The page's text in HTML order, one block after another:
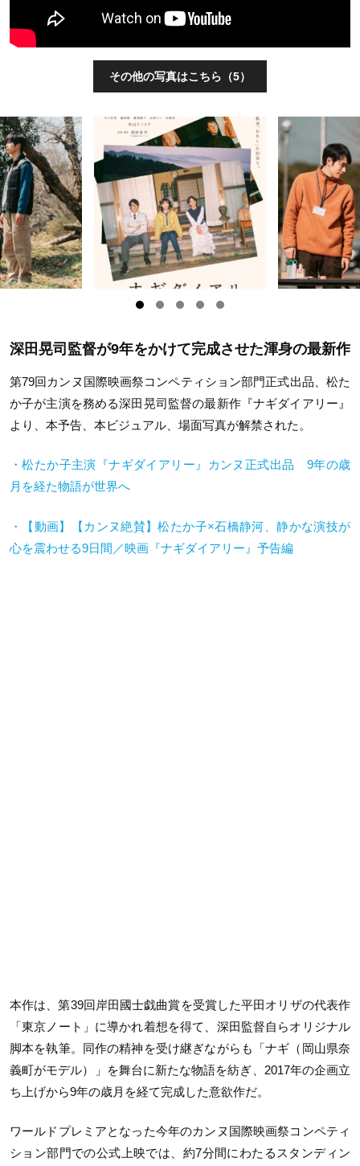
その他の写真はこちら（5）
深田晃司監督が9年をかけて完成させた渾身の最新作
第79回カンヌ国際映画祭コンペティション部門正式出品、松た
か子が主演を務める深田晃司監督の最新作『ナギダイアリー』
より、本予告、本ビジュアル、場面写真が解禁された。
・松たか子主演『ナギダイアリー』カンヌ正式出品 9年の歳
月を経た物語が世界へ
・【動画】【カンヌ絶賛】松たか子×石橋静河、静かな演技が
心を震わせる9日間／映画『ナギダイアリー』予告編
本作は、第39回岸田國士戯曲賞を受賞した平田オリザの代表作
「東京ノート」に導かれ着想を得て、深田監督自らオリジナル
脚本を執筆。同作の精神を受け継ぎながらも「ナギ（岡山県奈
義町がモデル）」を舞台に新たな物語を紡ぎ、2017年の企画立
ち上げから9年の歳月を経て完成した意欲作だ。
ワールドプレミアとなった今年のカンヌ国際映画祭コンペティ
ション部門での公式上映では、約7分間にわたるスタンディン